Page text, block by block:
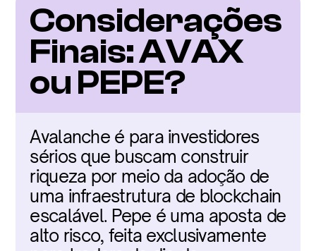
Considerações
Finais: AVAX
ou PEPE?
Avalanche é para investidores
sérios que buscam construir
riqueza por meio da adoção de
uma infraestrutura de blockchain
escalável. Pepe é uma aposta de
alto risco, feita exclusivamente